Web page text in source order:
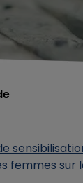
femmes sur